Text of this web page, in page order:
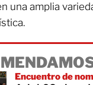
una amplia
Encuentro de